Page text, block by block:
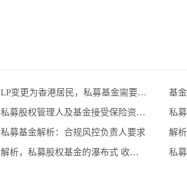
LP变更为香港居民，私募基金需要履行哪些变更手续？ 基
私募股权管理人及基金接受保险资金投资有哪些合规性要求呢？ 私
私募基金解析：合规风控负责人要求
解析，私募股权基金的瀑布式 收益模式